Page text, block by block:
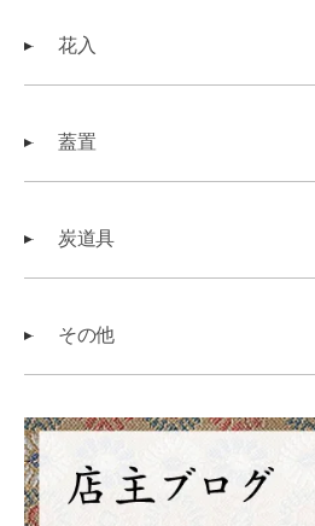
花入
蓋置
炭道具
その他